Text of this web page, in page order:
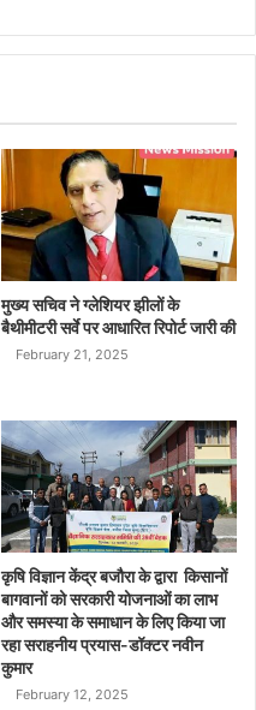
मुख्य सचिव ने ग्लेशियर झीलों के
बैथीमीटरी सर्वे पर आधारित रिपोर्ट जारी की
February 21, 2025
कृषि विज्ञान केंद्र बजौरा के द्वारा किसानों
बागवानों को सरकारी योजनाओं का लाभ
और समस्या के समाधान के लिए किया जा
रहा सराहनीय प्रयास-डॉक्टर नवीन
कुमार
February 12, 2025